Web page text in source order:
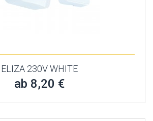
ELIZA 230V WHITE
ab 8,20 €